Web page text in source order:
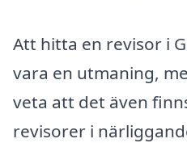
Att hitta en revisor i
vara en utmaning,
veta att det även
revisorer i